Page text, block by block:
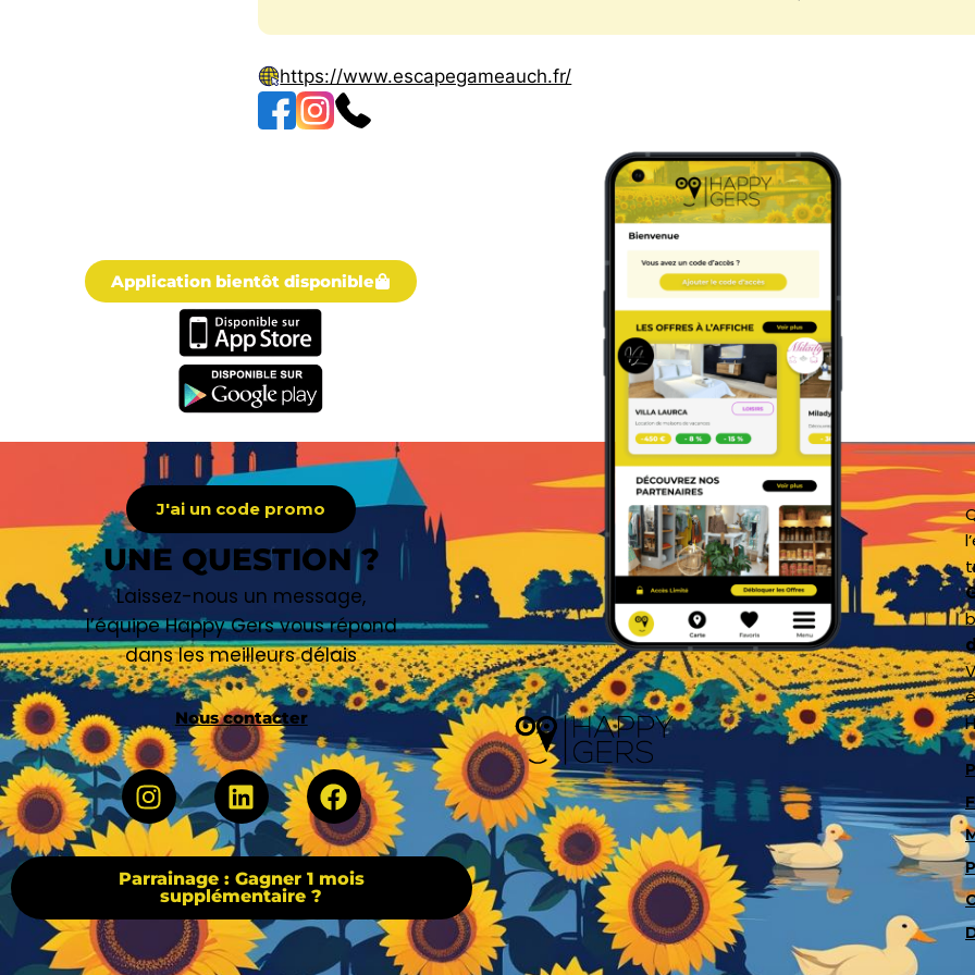
https://www.escapegameauch.fr/
Application bientôt disponible
J'ai un code promo
UNE QUESTION ?
Laissez-nous un message,
l’équipe Happy Gers vous répond
dans les meilleurs délais
Nous contacter
Parrainage : Gagner 1 mois
supplémentaire ?